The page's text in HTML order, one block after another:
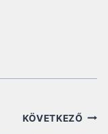
KÖVETKEZŐ